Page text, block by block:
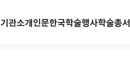
기관소개인문한국학술행사학술총서